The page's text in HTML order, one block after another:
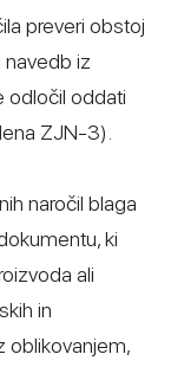
preveri obstoj
iz
odločil oddati
ZJN-3).
naročil blaga
ki
ali
in
oblikovanjem,